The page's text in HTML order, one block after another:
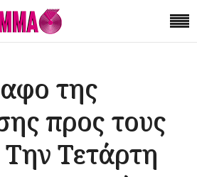
της
προς τους
Τετάρτη